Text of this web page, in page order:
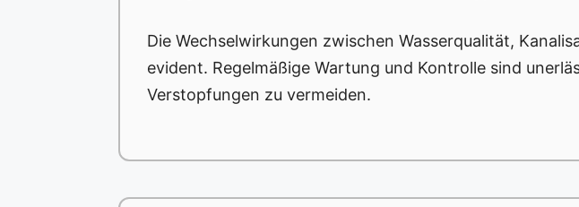
Die Wechselwirkungen zwischen Wasserqualität,
evident. Regelmäßige Wartung und Kontrolle sind
Verstopfungen zu vermeiden.